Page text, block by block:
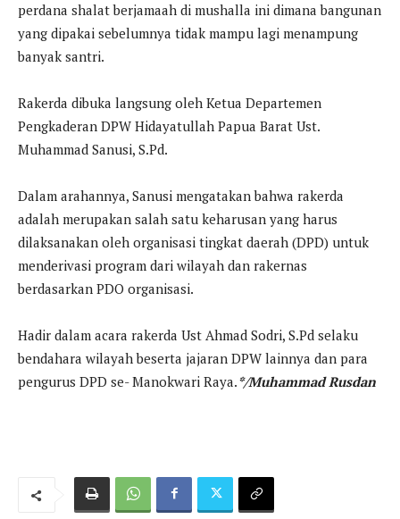
perdana shalat berjamaah di mushalla ini dimana bangunan
yang dipakai sebelumnya tidak mampu lagi menampung
banyak santri.
Rakerda dibuka langsung oleh Ketua Departemen
Pengkaderan DPW Hidayatullah Papua Barat Ust.
Muhammad Sanusi, S.Pd.
Dalam arahannya, Sanusi mengatakan bahwa rakerda
adalah merupakan salah satu keharusan yang harus
dilaksanakan oleh organisasi tingkat daerah (DPD) untuk
menderivasi program dari wilayah dan rakernas
berdasarkan PDO organisasi.
Hadir dalam acara rakerda Ust Ahmad Sodri, S.Pd selaku
bendahara wilayah beserta jajaran DPW lainnya dan para
pengurus DPD se- Manokwari Raya.*/Muhammad Rusdan